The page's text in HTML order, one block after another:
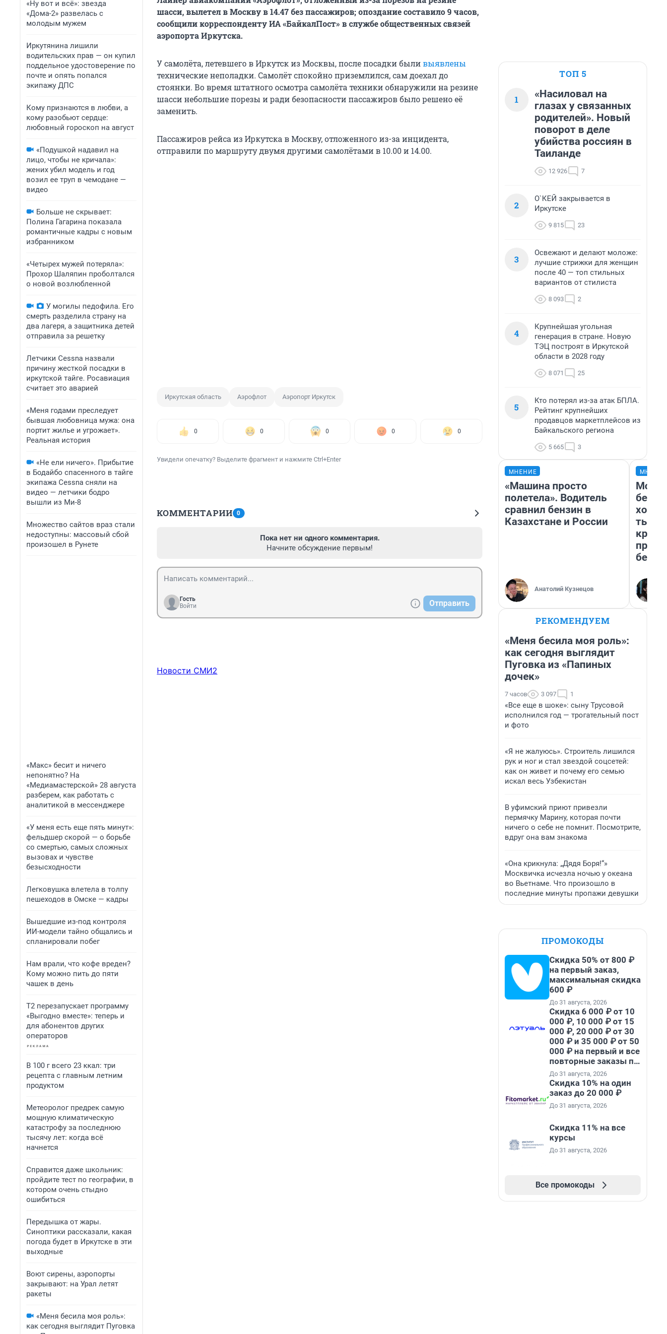
«Ну вот и всё»: звезда
«Дома-2» развелась с
молодым мужем
Иркутянина лишили
водительских прав — он купил
поддельное удостоверение по
почте и опять попался
экипажу ДПС
Кому признаются в любви, а
кому разобьют сердце:
любовный гороскоп на август
«Подушкой надавил на
лицо, чтобы не кричала»:
жених убил модель и год
возил ее труп в чемодане —
видео
Больше не скрывает:
Полина Гагарина показала
романтичные кадры с новым
избранником
«Четырех мужей потеряла»:
Прохор Шаляпин проболтался
о новой возлюбленной
У могилы педофила. Его
смерть разделила страну на
два лагеря, а защитника детей
отправила за решетку
Летчики Cessna назвали
причину жесткой посадки в
иркутской тайге. Росавиация
считает это аварией
«Меня годами преследует
бывшая любовница мужа: она
портит жилье и угрожает».
Реальная история
«Не ели ничего». Прибытие
в Бодайбо спасенного в тайге
экипажа Cessna сняли на
видео — летчики бодро
вышли из Ми-8
Множество сайтов враз стали
недоступны: массовый сбой
произошел в Рунете
«Макс» бесит и ничего
непонятно? На
«Медиамастерской» 28 августа
разберем, как работать с
аналитикой в мессенджере
«У меня есть еще пять минут»:
фельдшер скорой — о борьбе
со смертью, самых сложных
вызовах и чувстве
безысходности
Легковушка влетела в толпу
пешеходов в Омске — кадры
Вышедшие из-под контроля
ИИ-модели тайно общались и
спланировали побег
Нам врали, что кофе вреден?
Кому можно пить до пяти
чашек в день
Т2 перезапускает программу
«Выгодно вместе»: теперь и
для абонентов других
операторов
В 100 г всего 23 ккал: три
рецепта с главным летним
продуктом
Метеоролог предрек самую
мощную климатическую
катастрофу за последнюю
тысячу лет: когда всё
начнется
Справится даже школьник:
пройдите тест по географии, в
котором очень стыдно
ошибиться
Передышка от жары.
Синоптики рассказали, какая
погода будет в Иркутске в эти
выходные
Воют сирены, аэропорты
закрывают: на Урал летят
ракеты
«Меня бесила моя роль»:
как сегодня выглядит Пуговка
шасси, вылетел в Москву в 14.47 без пассажиров; опоздание составило 9 часов,
сообщили корреспонденту ИА «БайкалПост» в службе общественных связей
аэропорта Иркутска.
У самолёта, летевшего в Иркутск из Москвы, после посадки быливыявлены
технические неполадки. Самолёт спокойно приземлился, сам доехал до
стоянки. Во время штатного осмотра самолёта техники обнаружили на резине
шасси небольшие порезы и ради безопасности пассажиров было решено её
заменить.
Пассажиров рейса из Иркутска в Москву, отложенного из-за инцидента,
отправили по маршруту двумя другими самолётами в 10.00 и 14.00.
Иркутская область Аэрофлот Аэропорт Иркутск
0 0 0 0 0
Увидели опечатку? Выделите фрагмент и нажмите Ctrl+Enter
КОММЕНТАРИИ 0
Пока нет ни одного комментария.
Начните обсуждение первым!
Гость
Войти
Отправить
Новости СМИ2
ТОП 5
1
«Насиловал на
глазах у связанных
родителей». Новый
поворот в деле
убийства россиян в
Таиланде
12 926 7
2
О`КЕЙ закрывается в
Иркутске
9 815 23
3
Освежают и делают моложе:
лучшие стрижки для женщин
после 40 — топ стильных
вариантов от стилиста
8 093 2
4
Крупнейшая угольная
генерация в стране. Новую
ТЭЦ построят в Иркутской
области в 2028 году
8 071 25
5
Кто потерял из-за атак БПЛА.
Рейтинг крупнейших
продавцов маркетплейсов из
Байкальского региона
5 665 3
МНЕНИЕ
«Машина просто
полетела». Водитель
сравнил бензин в
Казахстане и России
Анатолий Кузнецов
Мой
РЕКОМЕНДУЕМ
«Меня бесила моя роль»:
как сегодня выглядит
Пуговка из «Папиных
дочек»
7 часов 3 097 1
«Все еще в шоке»: сыну Трусовой
исполнился год — трогательный пост
и фото
«Я не жалуюсь». Строитель лишился
рук и ног и стал звездой соцсетей:
как он живет и почему его семью
искал весь Узбекистан
В уфимский приют привезли
пермячку Марину, которая почти
ничего о себе не помнит. Посмотрите,
вдруг она вам знакома
«Она крикнула: „Дядя Боря!“»
Москвичка исчезла ночью у океана
во Вьетнаме. Что произошло в
последние минуты пропажи девушки
ПРОМОКОДЫ
Скидка 50% от 800 ₽
на первый заказ,
максимальная скидка
600 ₽
До 31 августа, 2026
Скидка 6 000 ₽ от 10
000 ₽, 10 000 ₽ от 15
000 ₽, 20 000 ₽ от 30
000 ₽ и 35 000 ₽ от 50
000 ₽ на первый и все
повторные заказы по
промокоду НАБЕРИ
До 31 августа, 2026
Скидка 10% на один
заказ до 20 000 ₽
До 31 августа, 2026
Скидка 11% на все
курсы
До 31 августа, 2026
Все промокоды